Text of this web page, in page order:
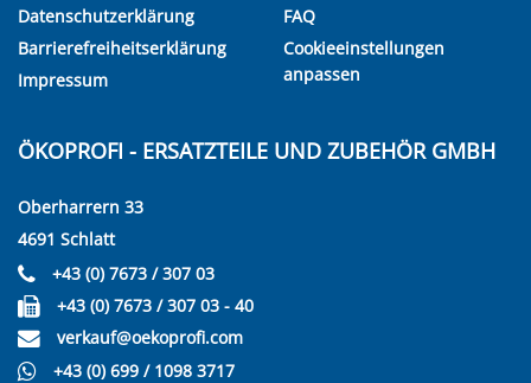
Datenschutzerklärung
Barrierefreiheitserklärung
Impressum
FAQ
Cookieeinstellungen
anpassen
ÖKOPROFI - ERSATZTEILE UND ZUBEHÖR GMBH
Oberharrern 33
4691 Schlatt
+43 (0) 7673 / 307 03
+43 (0) 7673 / 307 03 - 40
verkauf@oekoprofi.com
+43 (0) 699 / 1098 3717